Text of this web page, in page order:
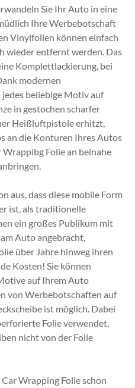
Sie Ihr Auto in eine
Ihre Werbebotschaft
Vinylfolien können einfach
wieder entfernt werden. Das
Komplettlackierung, bei
modernen
beliebige Motiv auf
in gestochen scharfer
Heißluftpistole erhitzt,
an die Konturen Ihres Autos
Wrappibg Folie an beinahe
aus, dass diese mobile Form
ist, als traditionelle
ein großes Publikum mit
Auto angebracht,
über Jahre hinweg ihren
Kosten! Sie können
auf Ihrem Auto
von Werbebotschaften auf
ist möglich. Dabei
Folie verwendet,
nicht von der Folie
Wrapping Folie schon